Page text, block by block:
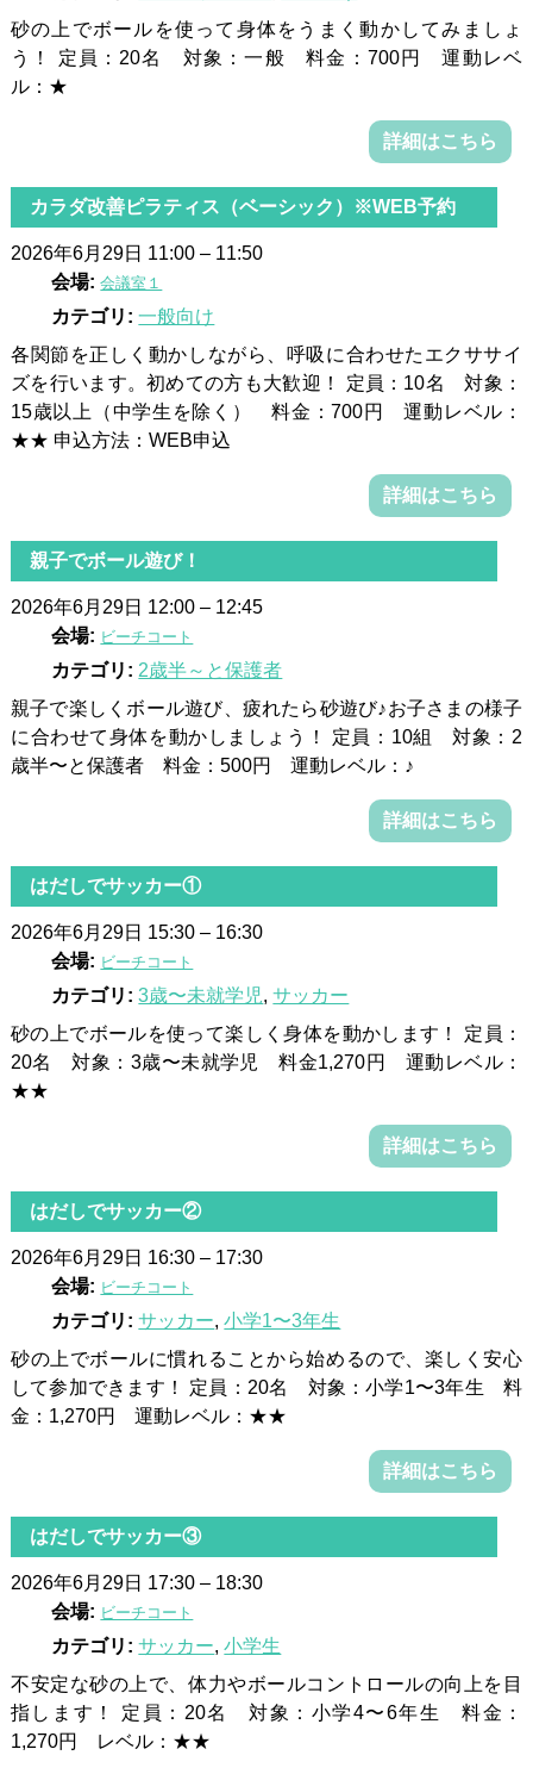
砂の上でボールを使って身体をうまく動かしてみましょ
う！ 定員：20名 対象：一般 料金：700円 運動レベ
ル：★
詳細はこちら
カラダ改善ピラティス（ベーシック）※WEB予約
2026年6月29日 11:00– 11:50
会場: 会議室１
カテゴリ: 一般向け
各関節を正しく動かしながら、呼吸に合わせたエクササイ
ズを行います。初めての方も大歓迎！ 定員：10名 対象：
15歳以上（中学生を除く） 料金：700円 運動レベル：
★★ 申込方法：WEB申込
詳細はこちら
親子でボール遊び！
2026年6月29日 12:00– 12:45
会場: ビーチコート
カテゴリ: 2歳半～と保護者
親子で楽しくボール遊び、疲れたら砂遊び♪お子さまの様子
に合わせて身体を動かしましょう！ 定員：10組 対象：2
歳半〜と保護者 料金：500円 運動レベル：♪
詳細はこちら
はだしでサッカー①
2026年6月29日 15:30– 16:30
会場: ビーチコート
カテゴリ: 3歳〜未就学児,サッカー
砂の上でボールを使って楽しく身体を動かします！ 定員：
20名 対象：3歳〜未就学児 料金1,270円 運動レベル：
★★
詳細はこちら
はだしでサッカー②
2026年6月29日 16:30– 17:30
会場: ビーチコート
カテゴリ: サッカー,小学1〜3年生
砂の上でボールに慣れることから始めるので、楽しく安心
して参加できます！ 定員：20名 対象：小学1〜3年生 料
金：1,270円 運動レベル：★★
詳細はこちら
はだしでサッカー③
2026年6月29日 17:30– 18:30
会場: ビーチコート
カテゴリ: サッカー,小学生
不安定な砂の上で、体力やボールコントロールの向上を目
指します！ 定員：20名 対象：小学4〜6年生 料金：
1,270円 レベル：★★